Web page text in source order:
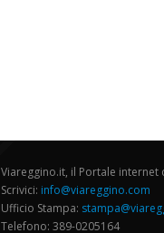
Viareggino.it, il Portale internet
Scrivici: info@viareggino.com
Ufficio Stampa:
Telefono: 389-0205164